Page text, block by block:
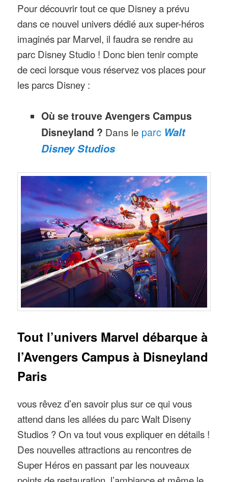
Pour découvrir tout ce que Disney a prévu
dans ce nouvel univers dédié aux super-héros
imaginés par Marvel, il faudra se rendre au
parc Disney Studio ! Donc bien tenir compte
de ceci lorsque vous réservez vos places pour
les parcs Disney :
Où se trouve Avengers Campus
Disneyland ? Dans le parc Walt
Disney Studios
Tout l’univers Marvel débarque à
l’Avengers Campus à Disneyland
Paris
vous rêvez d’en savoir plus sur ce qui vous
attend dans les allées du parc Walt Diseny
Studios ? On va tout vous expliquer en détails !
Des nouvelles attractions au rencontres de
Super Héros en passant par les nouveaux